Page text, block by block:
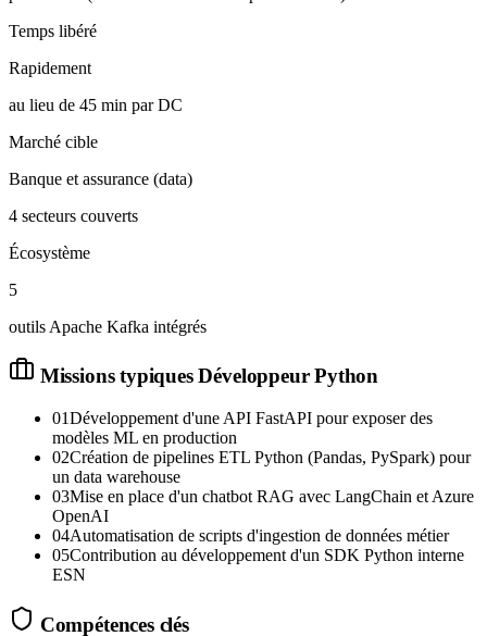
Temps libéré
Rapidement
au lieu de 45 min par DC
Marché cible
Banque et assurance (data)
4 secteurs couverts
Écosystème
5
outils Apache Kafka intégrés
Missions typiquesDéveloppeur Python
01Développement d'une API FastAPI pour exposer des
modèles ML en production
02Création de pipelines ETL Python (Pandas, PySpark) pour
un data warehouse
03Mise en place d'un chatbot RAG avec LangChain et Azure
OpenAI
04Automatisation de scripts d'ingestion de données métier
05Contribution au développement d'un SDK Python interne
ESN
Compétences clés